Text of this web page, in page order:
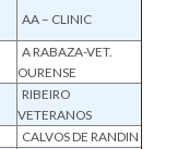
AA – CLINIC
A RABAZA-VET.
OURENSE
RIBEIRO
VETERANOS
CALVOS DE RANDIN